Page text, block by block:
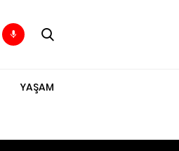
YAŞAM